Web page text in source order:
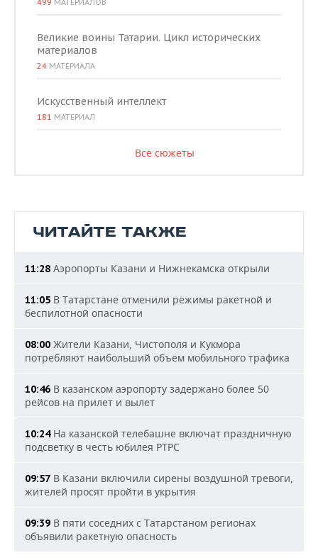
Великие воины Татарии. Цикл исторических
материалов
24 МАТЕРИАЛА
Искусственный интеллект
181 МАТЕРИАЛ
Все сюжеты
ЧИТАЙТЕ ТАКЖЕ
11:28 Аэропорты Казани и Нижнекамска открыли
11:05 В Татарстане отменили режимы ракетной и
беспилотной опасности
08:00 Жители Казани, Чистополя и Кукмора
потребляют наибольший объем мобильного трафика
10:46 В казанском аэропорту задержано более 50
рейсов на прилет и вылет
10:24На казанской телебашне включат праздничную
подсветку в честь юбилея РТРС
09:57 В Казани включили сирены воздушной тревоги,
жителей просят пройти в укрытия
09:39 В пяти соседних с Татарстаном регионах
объявили ракетную опасность